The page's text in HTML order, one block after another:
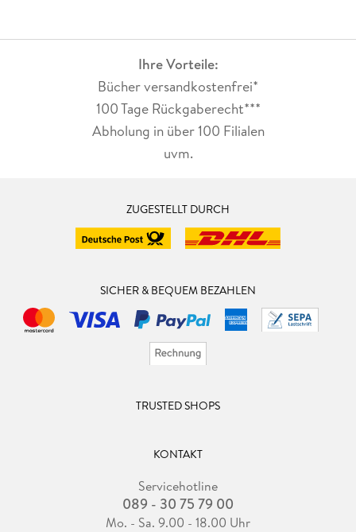
Ihre Vorteile:
Bücher versandkostenfrei*
100 Tage Rückgaberecht***
Abholung in über 100 Filialen
uvm.
ZUGESTELLT DURCH
SICHER & BEQUEM BEZAHLEN
TRUSTED SHOPS
KONTAKT
Servicehotline
089 - 30 75 79 00
Mo. - Sa. 9.00 - 18.00 Uhr